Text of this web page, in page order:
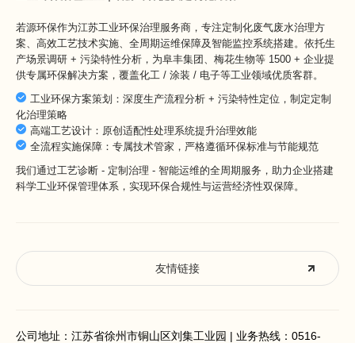
若源环保作为江苏工业环保治理服务商 ，专注定制化废气废水治理方
案、高效工艺技术实施、全周期运维保障及智能监控系统搭建。依托生
产场景调研 + 污染特性分析，为阜丰集团、梅花生物等 1500 + 企业提
供专属环保解决方案，覆盖化工 / 涂装 / 电子等工业领域优质客群。
工业环保方案策划：深度生产流程分析 + 污染特性定位，制定定制
化治理策略
高端工艺设计：原创适配性处理系统提升治理效能
全流程实施保障：专属技术管家，严格遵循环保标准与节能规范
我们通过工艺诊断 - 定制治理 - 智能运维的全周期服务，助力企业搭建
科学工业环保管理体系，实现环保合规性与运营经济性双保障。
公司地址：江苏省徐州市铜山区刘集工业园 | 业务热线： 0516-
友情链接